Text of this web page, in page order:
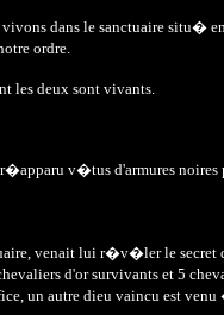
vivons dans le sanctuaire
ordre.
les deux sont vivants.
v�tus d'armures
venait lui r�v�ler le secret
d'or survivants et 5
un autre dieu vaincu est